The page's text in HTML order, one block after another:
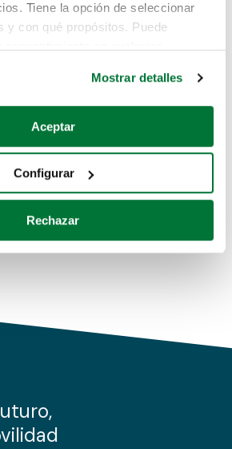
Tiene la opción de seleccionar
y con qué propósitos. Puede
quisiéramos:
sobre su ubicación geográfica
analizándolo activamente
específicas (huellas
sobre cómo se procesan sus
uso que haga del sitio web con
redes sociales, publicidad y análisis
Mostrar detalles
Aceptar
Configurar
Rechazar
el coche que estás
de estos enlaces:
mano